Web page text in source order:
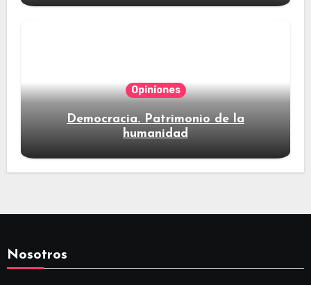
Opiniones
Democracia. Patrimonio de la
humanidad
Nosotros